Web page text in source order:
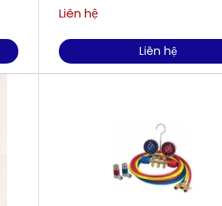
Liên hệ
Liên hệ